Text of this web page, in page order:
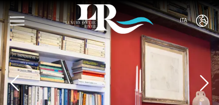
ITA
ENG